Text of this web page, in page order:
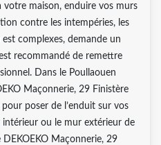
votre maison, enduire vos murs
contre les intempéries, les
complexes, demande un
recommandé de remettre
Dans le Poullaouen
Maçonnerie, 29 Finistère
poser de l’enduit sur vos
ou le mur extérieur de
Maçonnerie, 29